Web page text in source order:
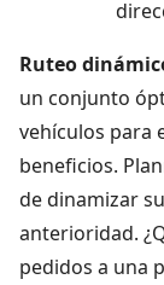
Ruteo
un conjunto
vehículos para
beneficios.
de dinamizar
anterioridad.
pedidos a una